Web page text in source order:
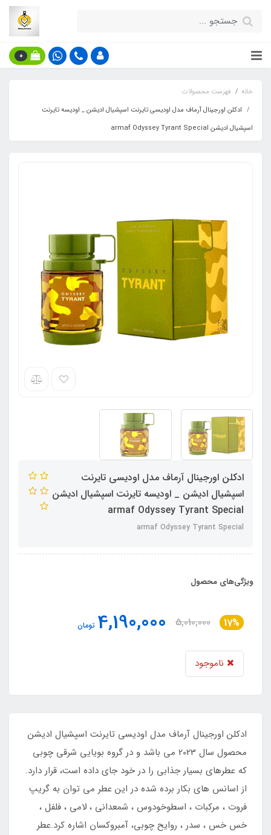
0
خانه
فهرست محصولات
ادکلن اورجینال آرماف مدل اودیسی تایرنت اسپشیال ادیشن _ اودیسه تایرنت
اسپشیال ادیشن armaf Odyssey Tyrant Special
ادکلن اورجینال آرماف مدل اودیسی تایرنت
اسپشیال ادیشن _ اودیسه تایرنت اسپشیال ادیشن
armaf Odyssey Tyrant Special
armaf Odyssey Tyrant Special
ویژگی‌های محصول
17%
5,010,000
4,190,000 تومان
ناموجود
ادکلن اورجینال آرماف مدل اودیسی تایرنت اسپشیال ادیشن
محصول سال 2023 می باشد و در گروه بویایی شرقی چوبی
که عطرهای بسیار جذابی را در خود جای داده است، قرار دارد.
از اسانس های بکار برده شده در این عطر می توان به گریپ
فروت ، مرکبات ، اسطوخودوس ، شمعدانی ، لامی ، فلفل ،
خس خس ، سدر ، روایح چوبی، آمبروکسان اشاره کرد.عطر